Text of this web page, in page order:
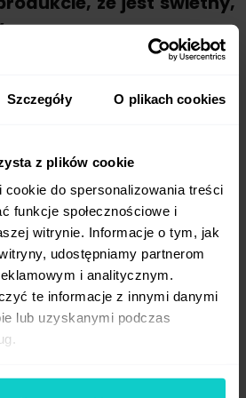
Szczegóły O plikach cookies
z plików cookie
do spersonalizowania treści
funkcje społecznościowe i
witrynie. Informacje o tym, jak
udostępniamy partnerom
i analitycznym.
te informacje z innymi danymi
lub uzyskanymi podczas
te zachwyty,
rozmyty sens. Nie mogą
w których klient
siebie. Odwołujmy się
np: "Kiedy siedzisz
przy oknie, denerwuje Cię
się na ekranie? Kup nasze
w 80% przepływ
wprowadzając
trochę przyjemnego
się na ogólniki, takie jak